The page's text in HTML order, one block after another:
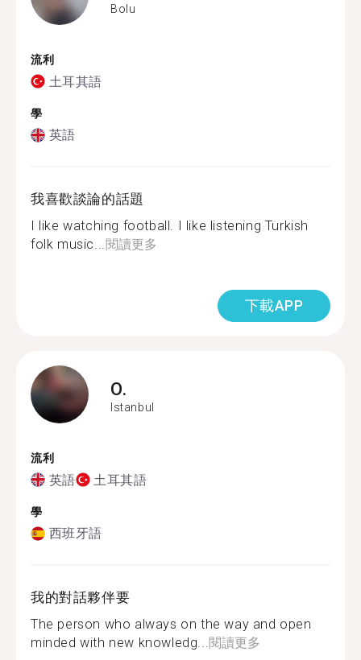
Bolu
流利
土耳其語
學
英語
我喜歡談論的話題
I like watching football. I like listening Turkish
folk music...閱讀更多
下載APP
O.
Istanbul
流利
英語 土耳其語
學
西班牙語
我的對話夥伴要
The person who always on the way and open
minded with new knowledg...閱讀更多